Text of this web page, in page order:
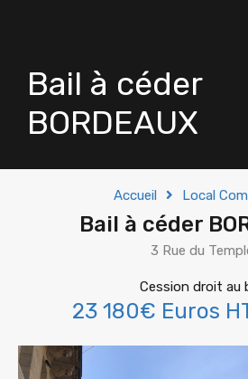
Bail à céder
BORDEAUX
Accueil Local
Bail à céder
3 Rue du
Cession droit au
23 180€ Euros